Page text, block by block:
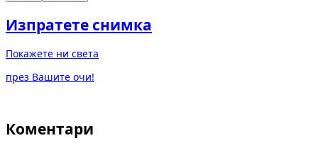
Изпратете снимка
Покажете ни света
през Вашите очи!
Коментари